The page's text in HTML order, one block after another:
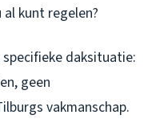
kunt regelen?
daksituatie:
geen
vakmanschap.